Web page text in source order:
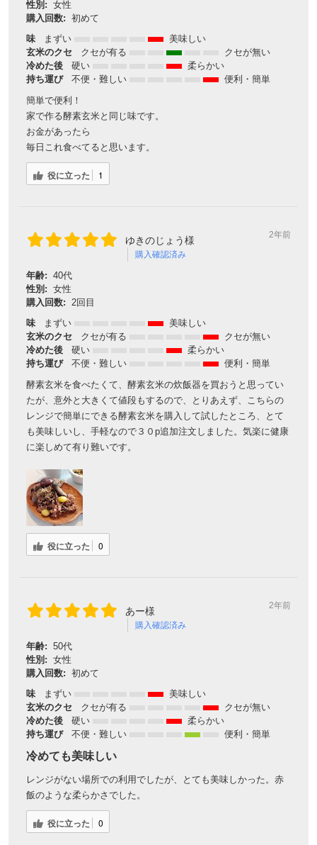
性別: 女性
購入回数: 初めて
味
まずい
美味しい
玄米のクセ
クセが有る
クセが無い
冷めた後
硬い
柔らかい
持ち運び
不便・難しい
便利・簡単
簡単で便利！
家で作る酵素玄米と同じ味です。
お金があったら
毎日これ食べてると思います。
役に立った 1
ゆきのじょう様
購入確認済み
2年前
年齢: 40代
性別: 女性
購入回数:
2回目
味
まずい
美味しい
玄米のクセ
クセが有る
クセが無い
冷めた後
硬い
柔らかい
持ち運び
不便・難しい
便利・簡単
酵素玄米を食べたくて、酵素玄米の炊飯器を買おうと思ってい
たが、意外と大きくて値段もするので、とりあえず、こちらの
レンジで簡単にできる酵素玄米を購入して試したところ、とて
も美味しいし、手軽なので３０p追加注文しました。気楽に健康
に楽しめて有り難いです。
役に立った 0
あー様
購入確認済み
2年前
年齢: 50代
性別: 女性
購入回数: 初めて
味
まずい
美味しい
玄米のクセ
クセが有る
クセが無い
冷めた後
硬い
柔らかい
持ち運び
不便・難しい 便利・簡単
冷めても美味しい
レンジがない場所での利用でしたが、とても美味しかった。赤
飯のような柔らかさでした。
役に立った 0